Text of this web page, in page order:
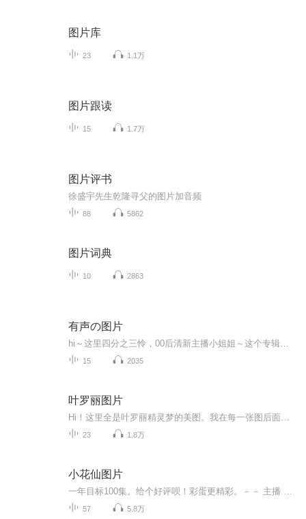
图片库
23 1.1万
图片跟读
15 1.7万
图片评书
徐盛宇先生乾隆寻父的图片加音频
88 5862
图片词典
10 2863
有声の图片
15 2035
叶罗丽图片
23 1.8万
小花仙图片
57 5.8万